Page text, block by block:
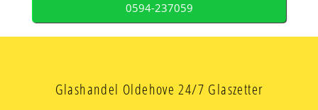
0594-237059
Glashandel Oldehove 24/7 Glaszetter